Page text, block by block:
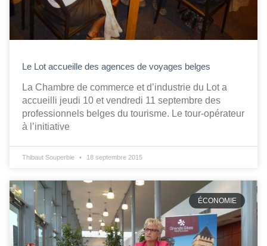
Le Lot accueille des agences de voyages belges
La Chambre de commerce et d’industrie du Lot a
accueilli jeudi 10 et vendredi 11 septembre des
professionnels belges du tourisme. Le tour-opérateur
à l’initiative
Thibaut Souperbie 18 septembre 2015
ÉCONOMIE